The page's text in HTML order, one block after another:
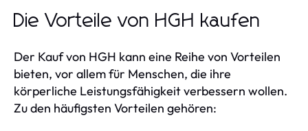
Die Vorteile von HGH kaufen
Der Kauf von HGH kann eine Reihe von Vorteilen
bieten, vor allem für Menschen, die ihre
körperliche Leistungsfähigkeit verbessern wollen.
Zu den häufigsten Vorteilen gehören: